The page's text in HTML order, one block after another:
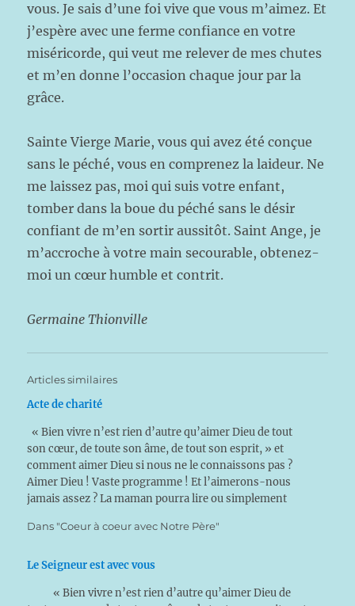
vous. Je sais d’une foi vive que vous m’aimez. Et
j’espère avec une ferme confiance en votre
miséricorde, qui veut me relever de mes chutes
et m’en donne l’occasion chaque jour par la
grâce.
Sainte Vierge Marie, vous qui avez été conçue
sans le péché, vous en comprenez la laideur. Ne
me laissez pas, moi qui suis votre enfant,
tomber dans la boue du péché sans le désir
confiant de m’en sortir aussitôt. Saint Ange, je
m’accroche à votre main secourable, obtenez-
moi un cœur humble et contrit.
Germaine Thionville
Articles similaires
Acte de charité
« Bien vivre n’est rien d’autre qu’aimer Dieu de tout
son cœur, de toute son âme, de tout son esprit, » et
comment aimer Dieu si nous ne le connaissons pas ?
Aimer Dieu ! Vaste programme ! Et l’aimerons-nous
jamais assez ? La maman pourra lire ou simplement
Dans "Coeur à coeur avec Notre Père"
Le Seigneur est avec vous
« Bien vivre n’est rien d’autre qu’aimer Dieu de